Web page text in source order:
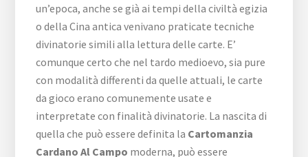
un’epoca, anche se già ai tempi della civiltà egizia
o della Cina antica venivano praticate tecniche
divinatorie simili alla lettura delle carte. E’
comunque certo che nel tardo medioevo, sia pure
con modalità differenti da quelle attuali, le carte
da gioco erano comunemente usate e
interpretate con finalità divinatorie. La nascita di
quella che può essere definita la Cartomanzia
Cardano Al Campo moderna, può essere